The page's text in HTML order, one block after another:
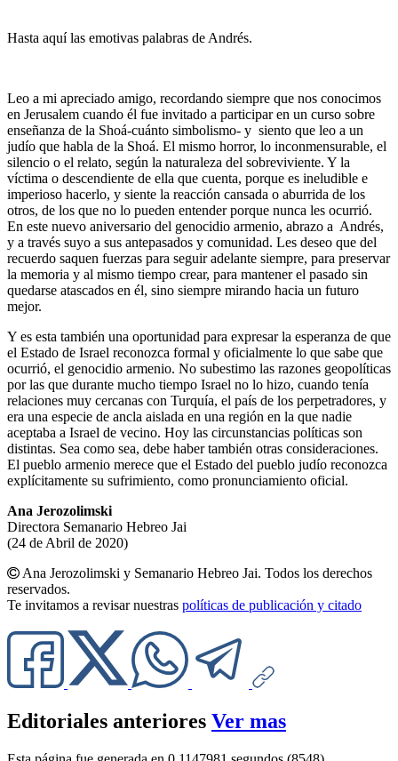
Hasta aquí las emotivas palabras de Andrés.
Leo a mi apreciado amigo, recordando siempre que nos conocimos
en Jerusalem cuando él fue invitado a participar en un curso sobre
enseñanza de la Shoá-cuánto simbolismo- y siento que leo a un
judío que habla de la Shoá. El mismo horror, lo inconmensurable, el
silencio o el relato, según la naturaleza del sobreviviente. Y la
víctima o descendiente de ella que cuenta, porque es ineludible e
imperioso hacerlo, y siente la reacción cansada o aburrida de los
otros, de los que no lo pueden entender porque nunca les ocurrió.
En este nuevo aniversario del genocidio armenio, abrazo a Andrés,
y a través suyo a sus antepasados y comunidad. Les deseo que del
recuerdo saquen fuerzas para seguir adelante siempre, para preservar
la memoria y al mismo tiempo crear, para mantener el pasado sin
quedarse atascados en él, sino siempre mirando hacia un futuro
mejor.
Y es esta también una oportunidad para expresar la esperanza de que
el Estado de Israel reconozca formal y oficialmente lo que sabe que
ocurrió, el genocidio armenio. No subestimo las razones geopolíticas
por las que durante mucho tiempo Israel no lo hizo, cuando tenía
relaciones muy cercanas con Turquía, el país de los perpetradores, y
era una especie de ancla aislada en una región en la que nadie
aceptaba a Israel de vecino. Hoy las circunstancias políticas son
distintas. Sea como sea, debe haber también otras consideraciones.
El pueblo armenio merece que el Estado del pueblo judío reconozca
explícitamente su sufrimiento, como pronunciamiento oficial.
Ana Jerozolimski
Directora Semanario Hebreo Jai
(24 de Abril de 2020)
Ana Jerozolimski y Semanario Hebreo Jai. Todos los derechos
reservados.
Te invitamos a revisar nuestras políticas de publicación y citado
Editoriales anteriores Ver mas